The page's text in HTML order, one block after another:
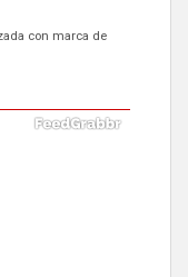
con marca de